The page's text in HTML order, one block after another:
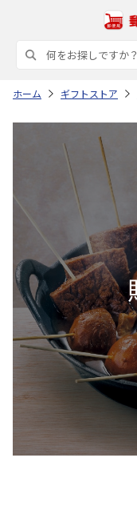
ホーム ギフトストア